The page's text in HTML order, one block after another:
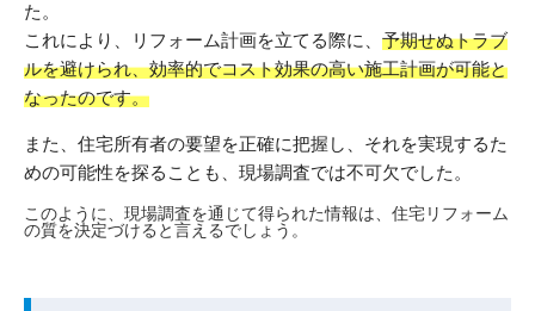
た。
これにより、リフォーム計画を立てる際に、 予期せぬトラブ
ルを避けられ、効率的でコスト効果の高い施工計画が可能と
なったのです。
また、住宅所有者の要望を正確に把握し、それを実現するた
めの可能性を探ることも、現場調査では不可欠でした。
このように、現場調査を通じて得られた情報は、住宅リフォーム
の質を決定づけると言えるでしょう。